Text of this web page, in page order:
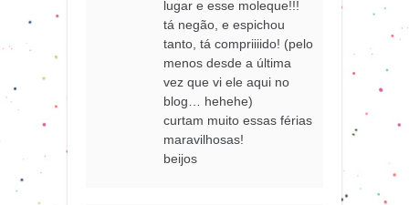
lugar e esse moleque!!!
tá negão, e espichou
tanto, tá compriiiido! (pelo
menos desde a última
vez que vi ele aqui no
blog… hehehe)
curtam muito essas férias
maravilhosas!
beijos